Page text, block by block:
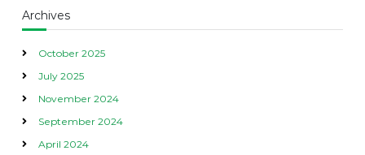
Archives
October 2025
July 2025
November 2024
September 2024
April 2024